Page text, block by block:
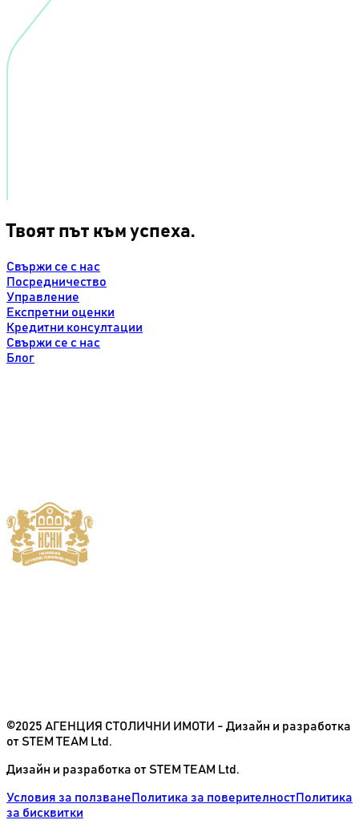
Твоят път към успеха.
Свържи се с нас
Посредничество
Управление
Експретни оценки
Кредитни консултации
Свържи се с нас
Блог
©2025 АГЕНЦИЯ СТОЛИЧНИ ИМОТИ - Дизайн и разработка
от STEM TEAM Ltd.
Дизайн и разработка от STEM TEAM Ltd.
Условия за ползване Политика за поверителностПолитика
за бисквитки